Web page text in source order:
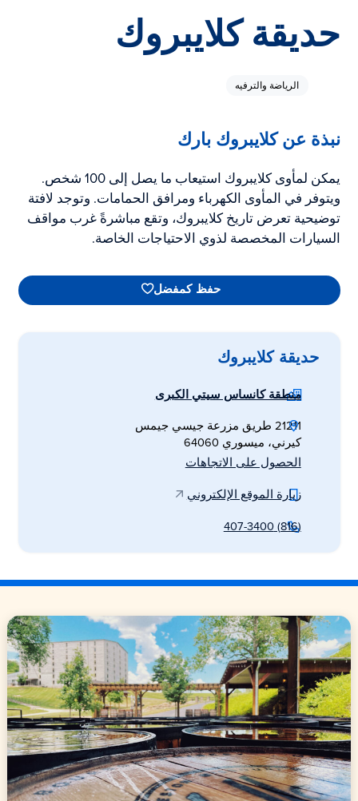
حديقة كلايبروك
الرياضة والترفيه
نبذة عن كلايبروك بارك
يمكن لمأوى كلايبروك استيعاب ما يصل إلى 100 شخص.
ويتوفر في المأوى الكهرباء ومرافق الحمامات. وتوجد لافتة
توضيحية تعرض تاريخ كلايبروك، وتقع مباشرةً غرب مواقف
السيارات المخصصة لذوي الاحتياجات الخاصة.
حفظ كمفضل
حديقة كلايبروك
منطقة كانساس سيتي الكبرى
21211 طريق مزرعة جيسي جيمس
كيرني، ميسوري 64060
الحصول على الاتجاهات
زيارة الموقع الإلكتروني
(816) 407-3400